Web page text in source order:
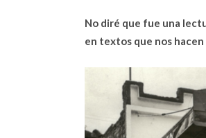
No diré que fue una
en textos que nos